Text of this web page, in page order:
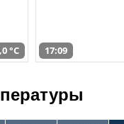
°C 17:09